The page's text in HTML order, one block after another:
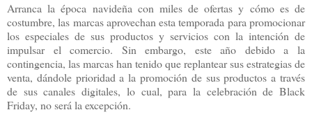
Arranca la época navideña con miles de ofertas y cómo es de
costumbre, las marcas aprovechan esta temporada para promocionar
los especiales de sus productos y servicios con la intención de
impulsar el comercio. Sin embargo, este año debido a la
contingencia, las marcas han tenido que replantear sus estrategias de
venta, dándole prioridad a la promoción de sus productos a través
de sus canales digitales, lo cual, para la celebración de Black
Friday, no será la excepción.